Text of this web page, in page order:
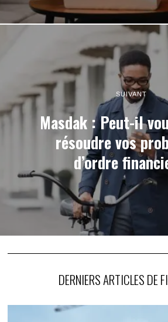
SUIVANT
Masdak : Peut-il
résoudre vos
d’ordre
DERNIERS ARTICLES DE